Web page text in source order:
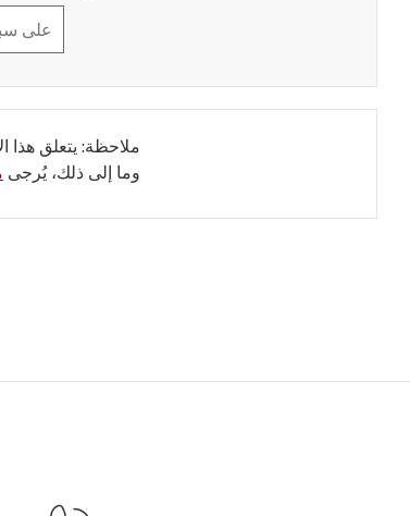
ملاحظة: يتعلق هذا
وما إلى ذلك، يُرجى